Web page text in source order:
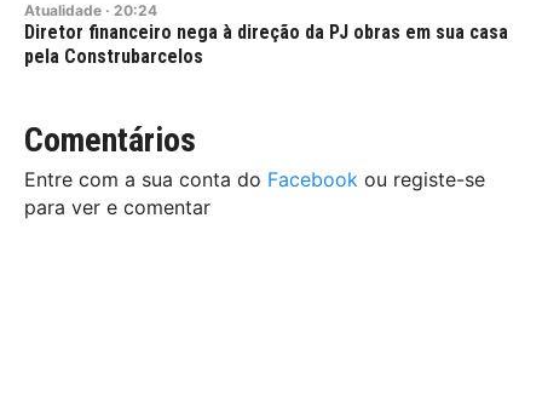
Atualidade · 20:24
Diretor financeiro nega à direção da PJ obras em sua casa
pela Construbarcelos
Comentários
Entre com a sua conta do Facebook ou registe-se
para ver e comentar